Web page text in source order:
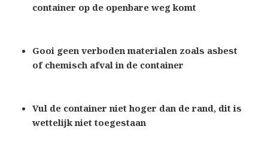
container op de openbare weg komt
Gooi geen verboden materialen zoals asbest
of chemisch afval in de container
Vul de container niet hoger dan de rand, dit is
wettelijk niet toegestaan